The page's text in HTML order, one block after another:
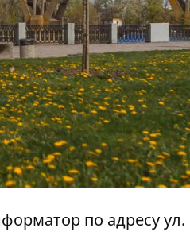
по адресу ул.